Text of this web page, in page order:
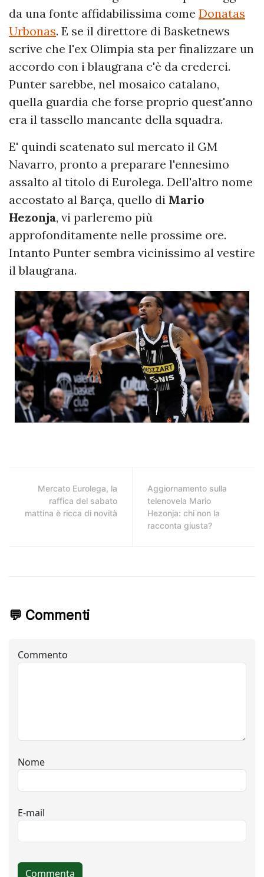
da una fonte affidabilissima come Donatas
Urbonas. E se il direttore di Basketnews
scrive che l'ex Olimpia sta per finalizzare un
accordo con i blaugrana c'è da crederci.
Punter sarebbe, nel mosaico catalano,
quella guardia che forse proprio quest'anno
era il tassello mancante della squadra.
E' quindi scatenato sul mercato il GM
Navarro, pronto a preparare l'ennesimo
assalto al titolo di Eurolega. Dell'altro nome
accostato al Barça, quello di Mario
Hezonja, vi parleremo più
approfonditamente nelle prossime ore.
Intanto Punter sembra vicinissimo al vestire
il blaugrana.
Mercato Eurolega, la
raffica del sabato
mattina è ricca di novità
Aggiornamento sulla
telenovela Mario
Hezonja: chi non la
racconta giusta?
💬 Commenti